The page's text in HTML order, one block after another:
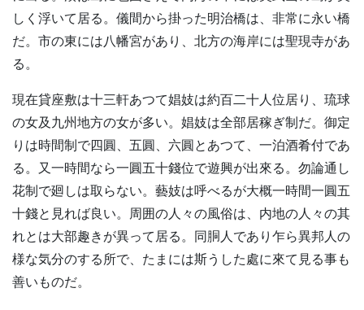
しく浮いて居る。儀間から掛った明治橋は、非常に永い橋
だ。市の東には八幡宮があり、北方の海岸には聖現寺があ
る。
現在貸座敷は十三軒あつて娼妓は約百二十人位居り、琉球
の女及九州地方の女が多い。娼妓は全部居稼ぎ制だ。御定
りは時間制で四圓、五圓、六圓とあつて、一泊酒肴付であ
る。又一時間なら一圓五十錢位で遊興が出來る。勿論通し
花制で廻しは取らない。藝妓は呼べるが大概一時間一圓五
十錢と見れば良い。周囲の人々の風俗は、内地の人々の其
れとは大部趣きが異って居る。同胴人であり乍ら異邦人の
様な気分のする所で、たまには斯うした處に來て見る事も
善いものだ。